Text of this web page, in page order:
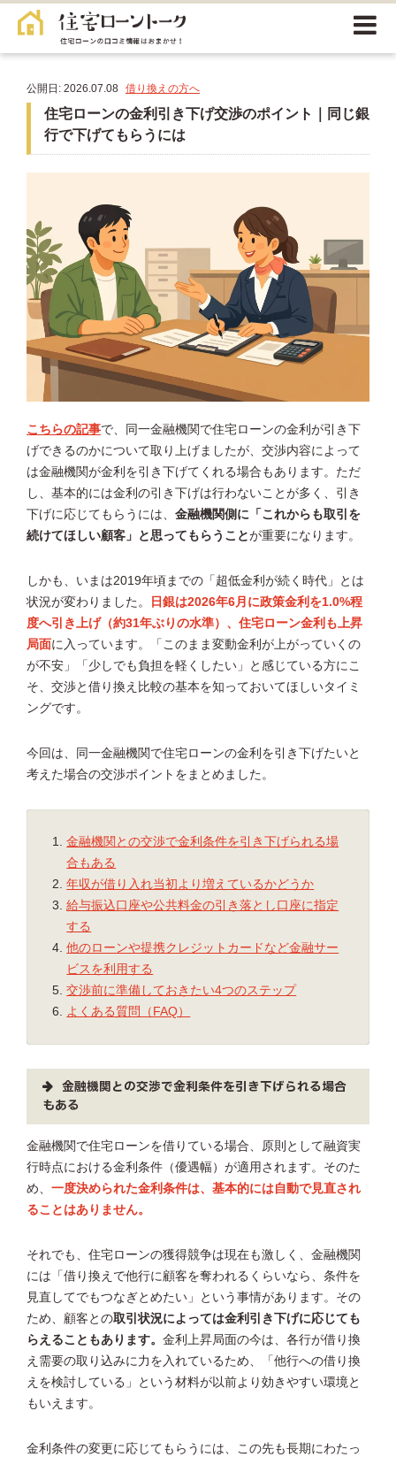
公開日: 2026.07.08 借り換えの方へ
住宅ローンの金利引き下げ交渉のポイント｜同じ銀
行で下げてもらうには
こちらの記事で、同一金融機関で住宅ローンの金利が引き下
げできるのかについて取り上げましたが、交渉内容によって
は金融機関が金利を引き下げてくれる場合もあります。ただ
し、基本的には金利の引き下げは行わないことが多く、引き
下げに応じてもらうには、 金融機関側に「これからも取引を
続けてほしい顧客」と思ってもらうことが重要になります。
しかも、いまは2019年頃までの「超低金利が続く時代」とは
状況が変わりました。
日銀は2026年6月に政策金利を1.0%程
度へ引き上げ（約31年ぶりの水準）、住宅ローン金利も上昇
局面に入っています。「このまま変動金利が上がっていくの
が不安」「少しでも負担を軽くしたい」と感じている方にこ
そ、交渉と借り換え比較の基本を知っておいてほしいタイミ
ングです。
今回は、同一金融機関で住宅ローンの金利を引き下げたいと
考えた場合の交渉ポイントをまとめました。
金融機関との交渉で金利条件を引き下げられる場
合もある
年収が借り入れ当初より増えているかどうか
給与振込口座や公共料金の引き落とし口座に指定
する
他のローンや提携クレジットカードなど金融サー
ビスを利用する
交渉前に準備しておきたい4つのステップ
よくある質問（FAQ）
金融機関との交渉で金利条件を引き下げられる場合
もある
金融機関で住宅ローンを借りている場合、原則として融資実
行時点における金利条件（優遇幅）が適用されます。そのた
め、 一度決められた金利条件は、基本的には自動で見直され
ることはありません。
それでも、住宅ローンの獲得競争は現在も激しく、金融機関
には「借り換えで他行に顧客を奪われるくらいなら、条件を
見直してでもつなぎとめたい」という事情があります。その
ため、顧客との取引状況によっては金利引き下げに応じても
らえることもあります。 金利上昇局面の今は、各行が借り換
え需要の取り込みに力を入れているため、「他行への借り換
えを検討している」という材料が以前より効きやすい環境と
もいえます。
金利条件の変更に応じてもらうには、この先も長期にわたっ